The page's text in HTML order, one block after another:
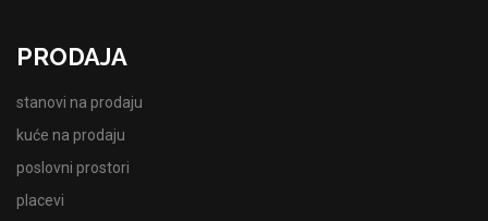
PRODAJA
stanovi na prodaju
kuće na prodaju
poslovni prostori
placevi